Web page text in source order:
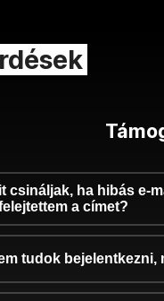
csináljak, ha hibás e-
a címet?
tudok bejelentkezni,